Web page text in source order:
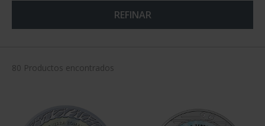
REFINAR
80 Productos encontrados